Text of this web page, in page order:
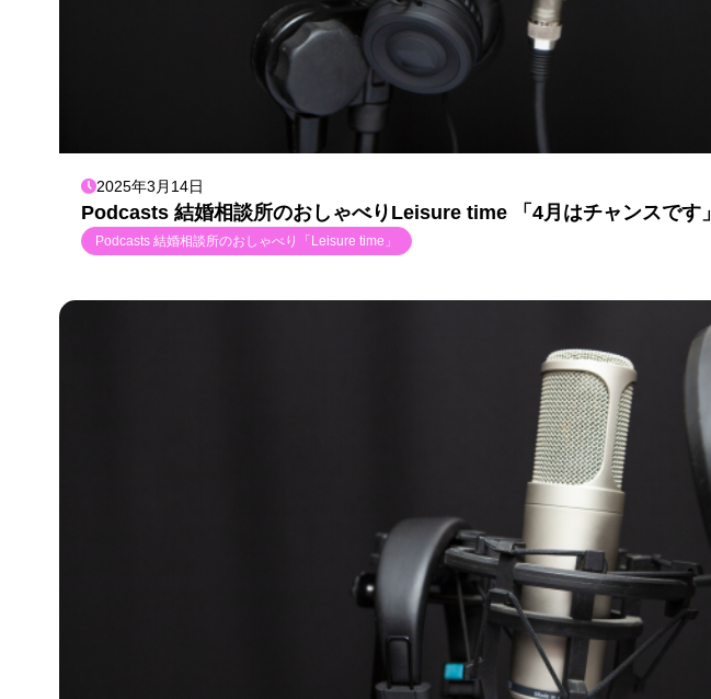
2025年3月14日
Podcasts 結婚相談所のおしゃべりLeisure time 「4月はチャンスです」
Podcasts 結婚相談所のおしゃべり「Leisure time」